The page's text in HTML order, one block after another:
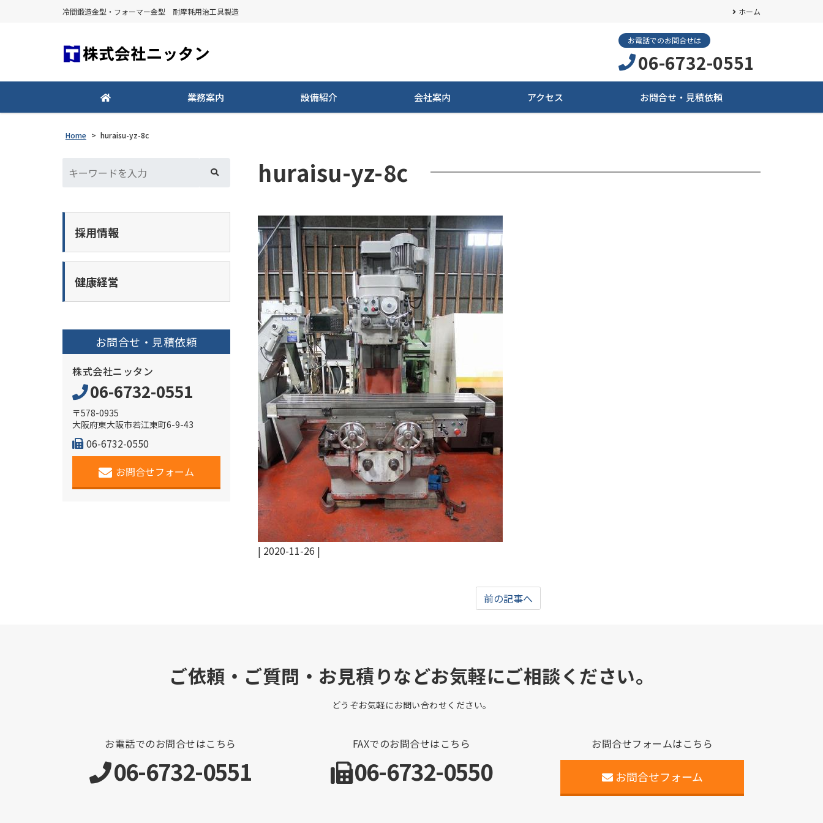
冷間鍛造金型・フォーマー金型 耐摩耗用治工具製造 ホーム
お電話でのお問合せは
06-6732-0551
業務案内 設備紹介 会社案内 アクセス お問合せ・見積依頼
Home > huraisu-yz-8c
huraisu-yz-8c
| 2020-11-26 |
前の記事へ
採用情報
健康経営
お問合せ・見積依頼
株式会社ニッタン
06-6732-0551
〒578-0935
大阪府東大阪市若江東町6-9-43
06-6732-0550
お問合せフォーム
ご依頼・ご質問・お見積りなどお気軽にご相談ください。
どうぞお気軽にお問い合わせください。
お電話でのお問合せはこちら
06-6732-0551
FAXでのお問合せはこちら
06-6732-0550
お問合せフォームはこちら
お問合せフォーム